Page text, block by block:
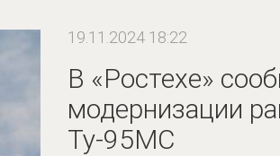
19.11.2024 18:22
В «Ростехе»
модернизации
Ту-95МС